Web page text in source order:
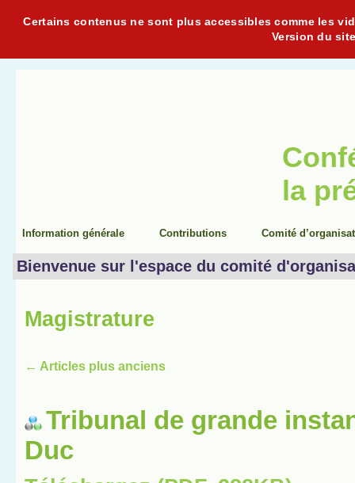
Certains contenus ne sont plus accessibles comme les
Version du
la
Information générale Contributions Comité
Bienvenue sur l'espace du comité
Magistrature
← Articles plus anciens
Tribunal de grande
Duc